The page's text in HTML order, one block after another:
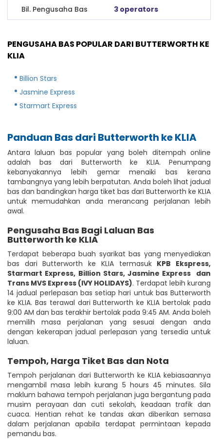
Bil. Pengusaha Bas 3 operators
PENGUSAHA BAS POPULAR DARI BUTTERWORTH KE
KLIA
Billion Stars
Jasmine Express
Starmart Express
Panduan Bas dari Butterworth ke KLIA
Antara laluan bas popular yang boleh ditempah online
adalah bas dari Butterworth ke KLIA. Penumpang
kebanyakannya lebih gemar menaiki bas kerana
tambangnya yang lebih berpatutan. Anda boleh lihat jadual
bas dan bandingkan harga tiket bas dari Butterworth ke KLIA
untuk memudahkan anda merancang perjalanan lebih
awal.
Pengusaha Bas Bagi Laluan Bas
Butterworth ke KLIA
Terdapat beberapa buah syarikat bas yang menyediakan
bas dari Butterworth ke KLIA termasuk KPB Ekspress,
Starmart Express, Billion Stars,Jasmine Express dan
Trans MVS Express (IVY HOLIDAYS). Terdapat lebih kurang
14 jadual perlepasan bas setiap hari untuk bas Butterworth
ke KLIA. Bas terawal dari Butterworth ke KLIA bertolak pada
9:00 AM dan bas terakhir bertolak pada 9:45 AM. Anda boleh
memilih masa perjalanan yang sesuai dengan anda
dengan kekerapan jadual perlepasan yang tersedia untuk
laluan.
Tempoh, Harga Tiket Bas dan Nota
Tempoh perjalanan dari Butterworth ke KLIA kebiasaannya
mengambil masa lebih kurang 5 hours 45 minutes. Sila
maklum bahawa tempoh perjalanan juga bergantung pada
musim perayaan dan cuti sekolah, keadaan trafik dan
cuaca. Hentian rehat ke tandas akan diberikan semasa
dalam perjalanan apabila terdapat permintaan kepada
pemandu bas.